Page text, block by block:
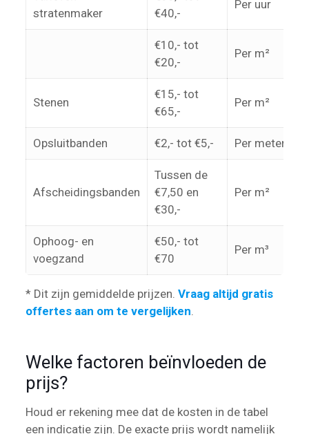
stratenmaker
€40,-
Per uur
€10,- tot
€20,-
Per m²
Stenen
€15,- tot
€65,-
Per m²
Opsluitbanden €2,- tot €5,- Per meter
Afscheidingsbanden
Tussen de
€7,50 en
€30,-
Per m²
Ophoog- en
voegzand
€50,- tot
€70
Per m³
* Dit zijn gemiddelde prijzen. Vraag altijd gratis
offertes aan om te vergelijken.
Welke factoren beïnvloeden de
prijs?
Houd er rekening mee dat de kosten in de tabel
een indicatie zijn. De exacte prijs wordt namelijk